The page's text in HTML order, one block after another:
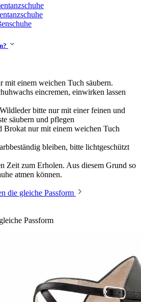
mit einem weichen Tuch säubern.
eincremen, einwirken lassen
bitte nur mit einer feinen und
säubern und pflegen
Brokat nur mit einem weichen Tuch
bleiben, bitte lichtgeschützt
Zeit zum Erholen. Aus diesem Grund so
atmen können.
die gleiche Passform
Passform